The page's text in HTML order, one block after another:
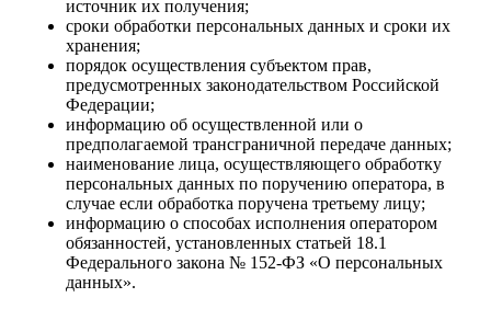
источник их получения;
сроки обработки персональных данных и сроки их
хранения;
порядок осуществления субъектом прав,
предусмотренных законодательством Российской
Федерации;
информацию об осуществленной или о
предполагаемой трансграничной передаче данных;
наименование лица, осуществляющего обработку
персональных данных по поручению оператора, в
случае если обработка поручена третьему лицу;
информацию о способах исполнения оператором
обязанностей, установленных статьей 18.1
Федерального закона № 152-ФЗ «О персональных
данных».